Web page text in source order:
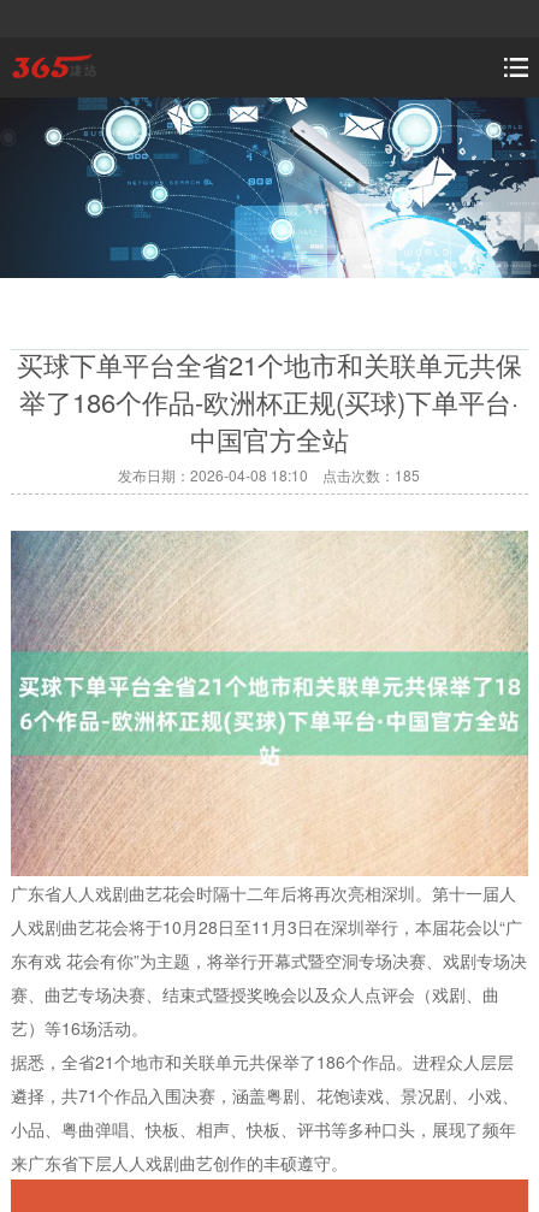
买球下单平台全省21个地市和关联单元共保
举了186个作品-欧洲杯正规(买球)下单平台·
中国官方全站
发布日期：2026-04-08 18:10 点击次数：185
广东省人人戏剧曲艺花会时隔十二年后将再次亮相深圳。第十一届人
人戏剧曲艺花会将于10月28日至11月3日在深圳举行，本届花会以“广
东有戏 花会有你”为主题，将举行开幕式暨空洞专场决赛、戏剧专场决
赛、曲艺专场决赛、结束式暨授奖晚会以及众人点评会（戏剧、曲
艺）等16场活动。
据悉，全省21个地市和关联单元共保举了186个作品。进程众人层层
遴择，共71个作品入围决赛，涵盖粤剧、花饱读戏、景况剧、小戏、
小品、粤曲弹唱、快板、相声、快板、评书等多种口头，展现了频年
来广东省下层人人戏剧曲艺创作的丰硕遵守。